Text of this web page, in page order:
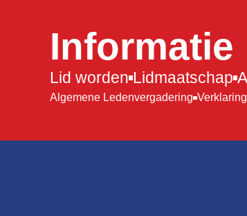
Informatie
Lid worden Lidmaatschap
Algemene Ledenvergadering